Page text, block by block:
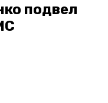
подвел